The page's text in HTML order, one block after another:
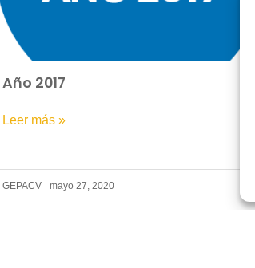
Año 2017
Leer más »
GEPACV mayo 27, 2020